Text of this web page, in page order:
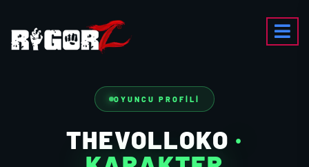
OYUNCU PROFILI
THEVOLLOKO ·